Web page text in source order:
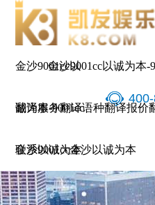
金沙9001cc以
诚为本-9001cc
金沙以诚为本
金沙9001cc以诚为本-
翻译服务翻译语种翻译报价
联系9001cc金沙以诚为本